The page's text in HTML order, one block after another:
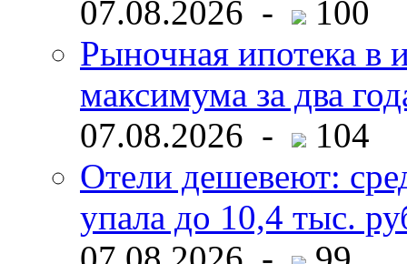
07.08.2026 -
100
Рыночная ипотека в
максимума за два
07.08.2026 -
104
Отели дешевеют:
упала до 10,4 тыс.